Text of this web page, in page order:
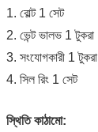
1. বোল্ট 1 সেট
2. ভেন্ট ভালভ 1 টুকরা
3. সংযোগকারী 1 টুকরা
4. সিল রিং 1 সেট
স্থিতি কাঠামো: